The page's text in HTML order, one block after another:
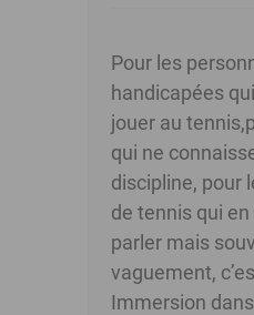
Pour les
handicapées
jouer au
qui ne
discipline, pour
de tennis qui
parler mais
vaguement,
Immersion